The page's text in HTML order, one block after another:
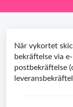
När vykortet
bekräftelse via
postbekräftelse